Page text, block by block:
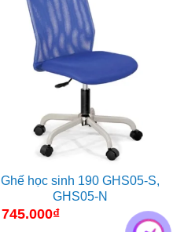
Ghế học sinh 190 GHS05-S,
GHS05-N
745.000₫